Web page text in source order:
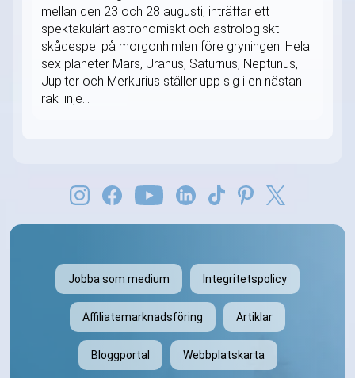
mellan den 23 och 28 augusti, inträffar ett
spektakulärt astronomiskt och astrologiskt
skådespel på morgonhimlen före gryningen. Hela
sex planeter Mars, Uranus, Saturnus, Neptunus,
Jupiter och Merkurius ställer upp sig i en nästan
rak linje...
Jobba som medium Integritetspolicy
Affiliatemarknadsföring Artiklar
Bloggportal Webbplatskarta